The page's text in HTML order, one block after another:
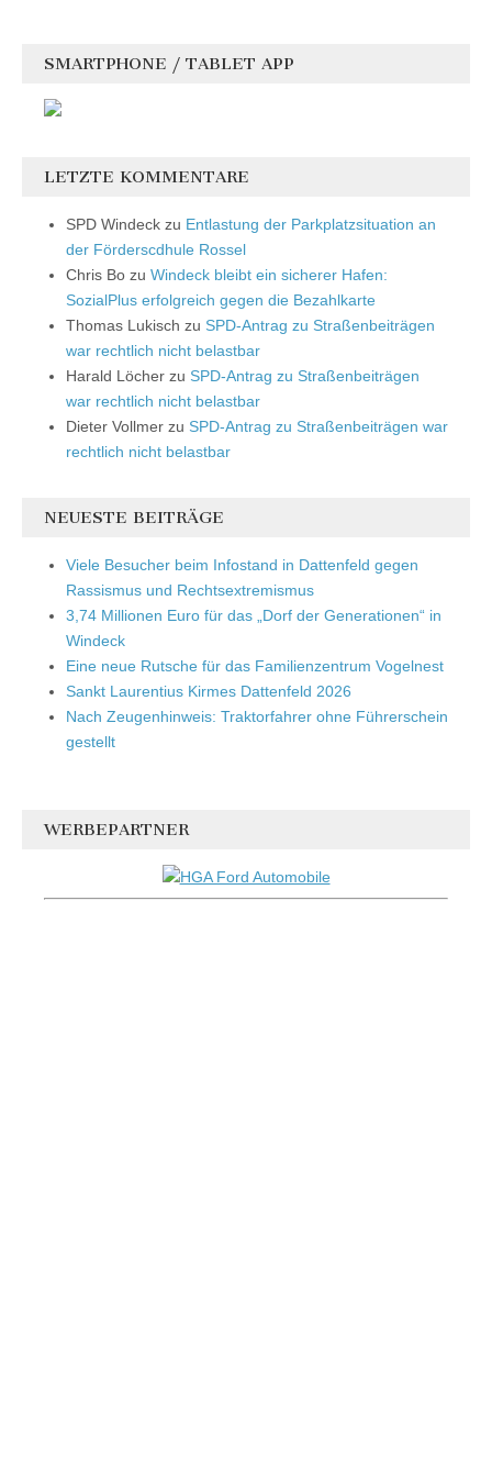
SMARTPHONE / TABLET APP
LETZTE KOMMENTARE
SPD Windeck zu Entlastung der Parkplatzsituation an
der Förderscdhule Rossel
Chris Bo zu Windeck bleibt ein sicherer Hafen:
SozialPlus erfolgreich gegen die Bezahlkarte
Thomas Lukisch zu SPD-Antrag zu Straßenbeiträgen
war rechtlich nicht belastbar
Harald Löcher zu SPD-Antrag zu Straßenbeiträgen
war rechtlich nicht belastbar
Dieter Vollmer zu SPD-Antrag zu Straßenbeiträgen war
rechtlich nicht belastbar
NEUESTE BEITRÄGE
Viele Besucher beim Infostand in Dattenfeld gegen
Rassismus und Rechtsextremismus
3,74 Millionen Euro für das „Dorf der Generationen“ in
Windeck
Eine neue Rutsche für das Familienzentrum Vogelnest
Sankt Laurentius Kirmes Dattenfeld 2026
Nach Zeugenhinweis: Traktorfahrer ohne Führerschein
gestellt
WERBEPARTNER